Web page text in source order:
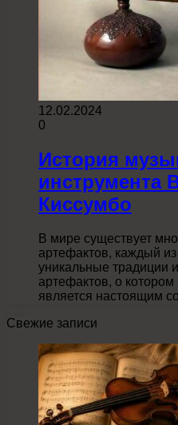
12.02.2024
0
История
инструмента
Киссумбо
В мире существует
артефактов, каждый
уникальные традиции
артефактов, о котором
является настоящим
Свежие записи